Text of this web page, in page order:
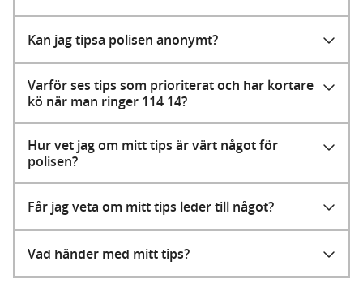
Kan jag tipsa polisen anonymt?
Varför ses tips som prioriterat och har kortare
kö när man ringer 114 14?
Hur vet jag om mitt tips är värt något för
polisen?
Får jag veta om mitt tips leder till något?
Vad händer med mitt tips?